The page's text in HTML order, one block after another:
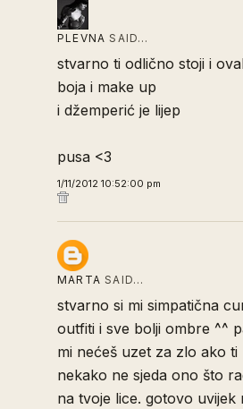
PLEVNA SAID…
stvarno ti odlično stoji i
boja i make up
i džemperić je lijep
pusa <3
1/11/2012 10:52:00 pm
MARTA SAID…
stvarno si mi simpatična
outfiti i sve bolji ombre ^^
mi nećeš uzet za zlo ako ti
nekako ne sjeda ono što
na tvoje lice. gotovo uvijek